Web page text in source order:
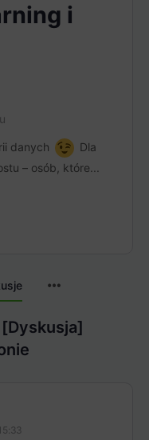
i
danych
Dla
– osób, które...